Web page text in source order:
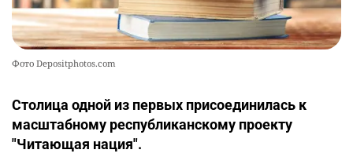
Фото Depositphotos.com
Столица одной из первых присоединилась к
масштабному республиканскому проекту
"Читающая нация".